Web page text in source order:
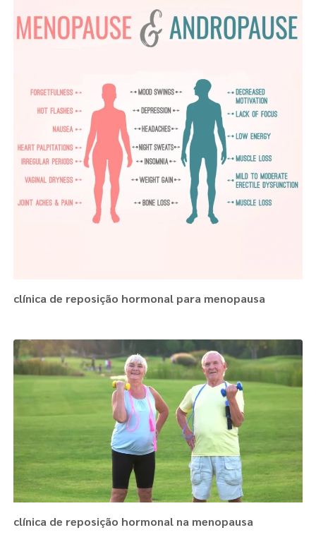
clínica de reposição hormonal para menopausa
clínica de reposição hormonal na menopausa